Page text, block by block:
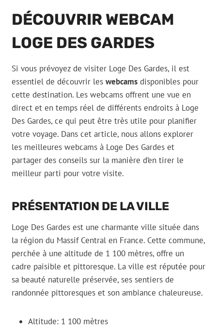
DÉCOUVRIR WEBCAM
LOGE DES GARDES
Si vous prévoyez de visiter Loge Des Gardes, il est
essentiel de découvrir les webcams disponibles pour
cette destination. Les webcams offrent une vue en
direct et en temps réel de différents endroits à Loge
Des Gardes, ce qui peut être très utile pour planifier
votre voyage. Dans cet article, nous allons explorer
les meilleures webcams à Loge Des Gardes et
partager des conseils sur la manière d’en tirer le
meilleur parti pour votre visite.
PRÉSENTATION DE LA VILLE
Loge Des Gardes est une charmante ville située dans
la région du Massif Central en France. Cette commune,
perchée à une altitude de 1 100 mètres, offre un
cadre paisible et pittoresque. La ville est réputée pour
sa beauté naturelle préservée, ses sentiers de
randonnée pittoresques et son ambiance chaleureuse.
Altitude: 1 100 mètres